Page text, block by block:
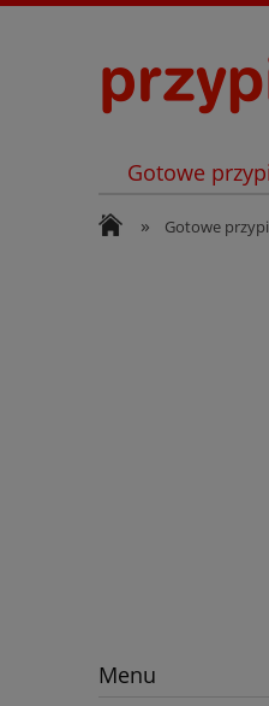
Gotowe
Archiwum
» Gotowe
Menu